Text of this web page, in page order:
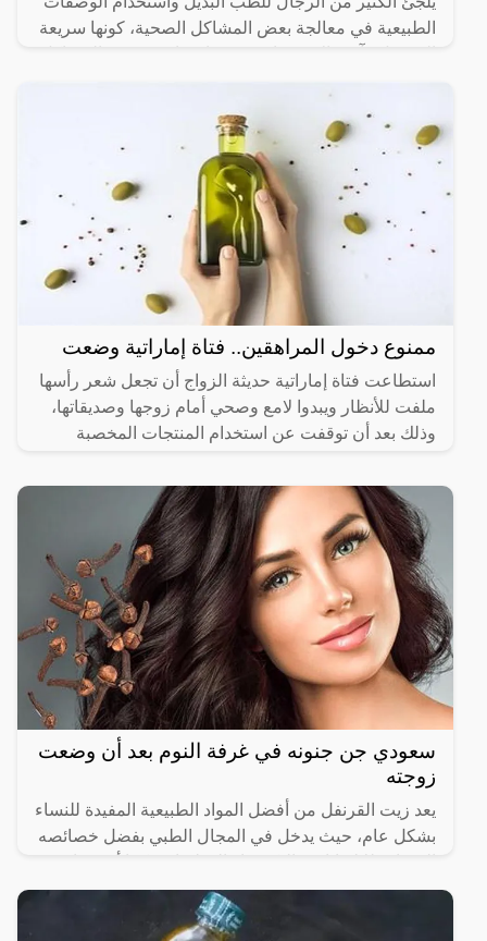
الطبيعية في معالجة بعض المشاكل الصحية، كونها سريعة
ممنوع دخول المراهقين.. فتاة إماراتية وضعت
استطاعت فتاة إماراتية حديثة الزواج أن تجعل شعر رأسها
ملفت للأنظار ويبدوا لامع وصحي أمام زوجها وصديقاتها،
وذلك بعد أن توقفت عن استخدام المنتجات المخصبة
سعودي جن جنونه في غرفة النوم بعد أن وضعت
زوجته
يعد زيت القرنفل من أفضل المواد الطبيعية المفيدة للنساء
بشكل عام، حيث يدخل في المجال الطبي بفضل خصائصه